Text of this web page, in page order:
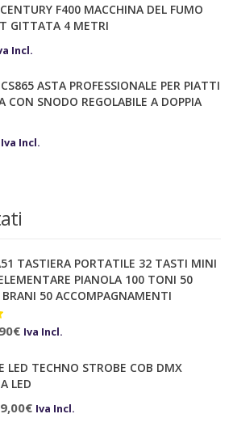
F400 MACCHINA DEL FUMO
GITTATA 4 METRI
Incl.
ASTA PROFESSIONALE PER PIATTI
CON SNODO REGOLABILE A DOPPIA
Iva Incl.
TASTIERA PORTATILE 32 TASTI MINI
PIANOLA 100 TONI 50
50 ACCOMPAGNAMENTI
€Il
attuale
Iva Incl.
LED TECHNO STROBE COB DMX
LED
€IlIva Incl.